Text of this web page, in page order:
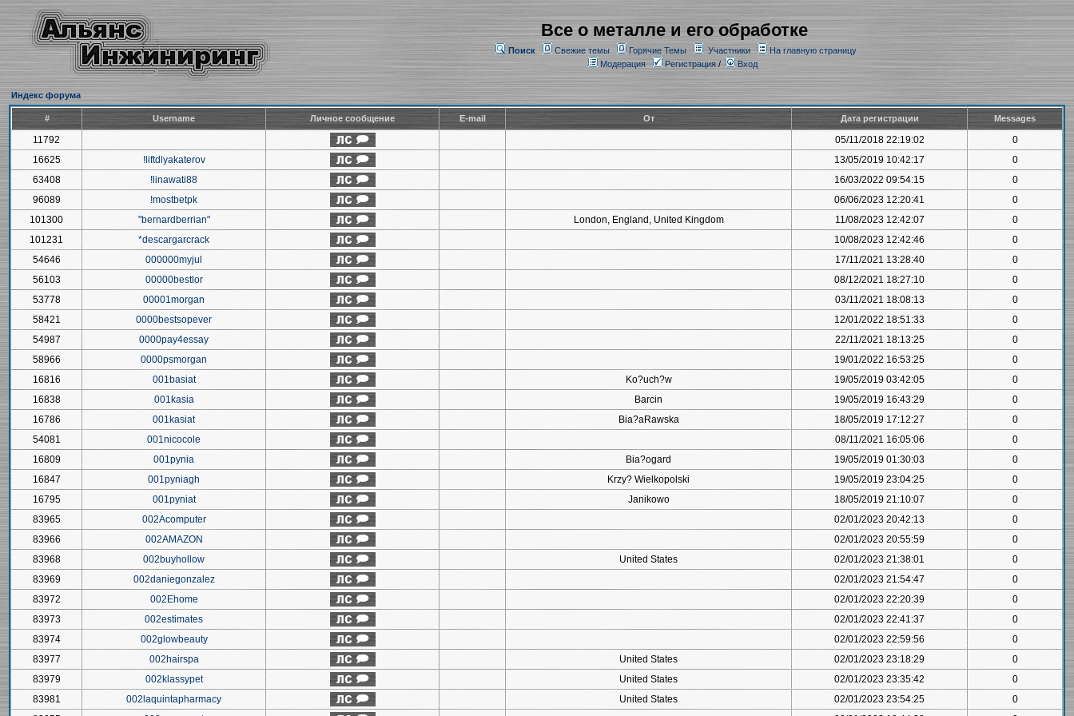
Все о металле и его обработке
Поиск Свежие темы Горячие Темы Участники
На главную страницу
Модерация
Регистрация/ Вход
Индекс форума
# Username Личное сообщение E-mail От Дата регистрации Messages
11792 05/11/2018 22:19:02
0
16625
!liftdlyakaterov 13/05/2019 10:42:17
0
63408
!linawati88 16/03/2022 09:54:15
0
96089
!mostbetpk 06/06/2023 12:20:41
0
101300
"bernardberrian" London, England, United Kingdom 11/08/2023 12:42:07
0
101231
*descargarcrack 10/08/2023 12:42:46
0
54646
000000myjul 17/11/2021 13:28:40
0
56103
00000bestlor 08/12/2021 18:27:10
0
53778
00001morgan 03/11/2021 18:08:13
0
58421
0000bestsopever 12/01/2022 18:51:33
0
54987
0000pay4essay 22/11/2021 18:13:25
0
58966
0000psmorgan 19/01/2022 16:53:25
0
16816
001basiat Ko?uch?w 19/05/2019 03:42:05
0
16838
001kasia Barcin 19/05/2019 16:43:29
0
16786
001kasiat Bia?aRawska 18/05/2019 17:12:27
0
54081
001nicocole 08/11/2021 16:05:06
0
16809
001pynia Bia?ogard 19/05/2019 01:30:03
0
16847
001pyniagh Krzy? Wielkopolski 19/05/2019 23:04:25
0
16795
001pyniat Janikowo 18/05/2019 21:10:07
0
83965
002Acomputer 02/01/2023 20:42:13
0
83966
002AMAZON 02/01/2023 20:55:59
0
83968
002buyhollow United States 02/01/2023 21:38:01
0
83969
002daniegonzalez 02/01/2023 21:54:47
0
83972
002Ehome 02/01/2023 22:20:39
0
83973
002estimates 02/01/2023 22:41:37
0
83974
002glowbeauty 02/01/2023 22:59:56
0
83977
002hairspa United States 02/01/2023 23:18:29
0
83979
002klassypet United States 02/01/2023 23:35:42
0
83981
002laquintapharmacy United States 02/01/2023 23:54:25
0